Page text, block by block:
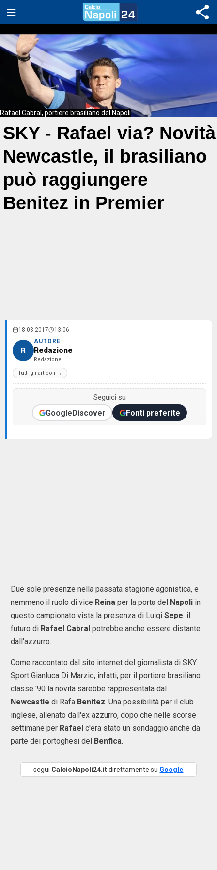
Rafael Cabral, portiere brasiliano del Napoli
SKY - Rafael via? Novità
Newcastle, il brasiliano
può raggiungere
Benitez in Premier
18.08.2017 13:06
R
AUTORE
Redazione
Redazione
Tutti gli articoli →
Seguici su
GoogleDiscover Fonti preferite
Due sole presenze nella passata stagione agonistica, e
nemmeno il ruolo di vice Reina per la porta del Napoli in
questo campionato vista la presenza di Luigi Sepe: il
futuro di Rafael Cabral potrebbe anche essere distante
dall'azzurro.
Come raccontato dal sito internet del giornalista di SKY
Sport Gianluca Di Marzio, infatti, per il portiere brasiliano
classe '90 la novità sarebbe rappresentata dal
Newcastle di Rafa Benitez. Una possibilità per il club
inglese, allenato dall'ex azzurro, dopo che nelle scorse
settimane per Rafael c'era stato un sondaggio anche da
parte dei portoghesi del Benfica.
segui CalcioNapoli24.itdirettamente su Google